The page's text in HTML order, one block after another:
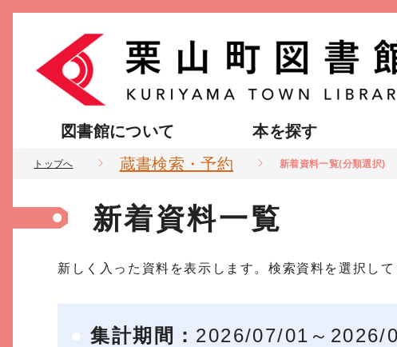
図書館について 本を探す
トップへ 蔵書検索・予約 新着資料一覧(分類選択)
新着資料一覧
新しく入った資料を表示します。検索資料を選択して
集計期間： 2026/07/01～2026/